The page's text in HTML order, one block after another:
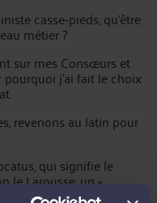
casse-pieds, qu’être
métier ?
sur mes Consœurs et
pourquoi j’ai fait le choix
revenons au latin pour
qui signifie le
le Larousse, un «
chargé de défendre,